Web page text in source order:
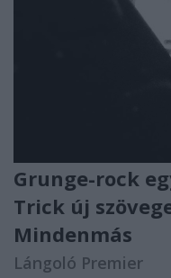
Grunge-rock
Trick új
Mindenmás
Lángoló Premier